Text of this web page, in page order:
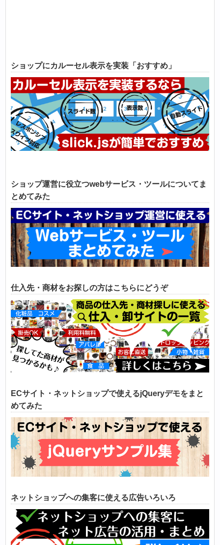
ショップにカルーセル表示を実装「おすすめ」
ショップ運営に役立つwebサービス・ツールについてま
とめてみた
仕入先・商材をお探しの方はこちらにどうぞ
ECサイト・ネットショップで使えるjQueryデモをまと
めてみた
ネットショップへの集客に使える広告いろいろ